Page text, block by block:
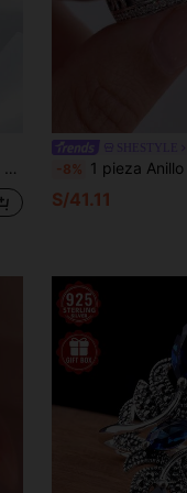
-8% 1 pieza Anillo de plata de ley 925 con símbolo de la suerte clásico y único, exquisito y único, adecuado
S/41.11